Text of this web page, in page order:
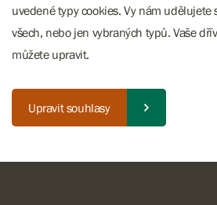
uvedené typy cookies. Vy nám
všech, nebo jen vybraných typů. Vaše
můžete upravit.
Upravit souhlasy